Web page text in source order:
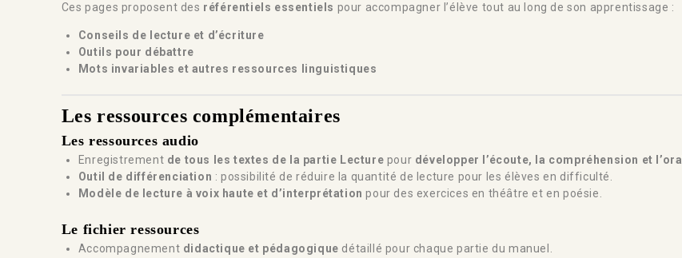
Ces pages proposent des référentiels essentiels pour accompagner l’élève tout au long de son apprentissage :
Conseils de lecture et d’écriture
Outils pour débattre
Mots invariables et autres ressources linguistiques
Les ressources complémentaires
Les ressources audio
Enregistrement de tous les textes de la partie Lecture pour développer l’écoute, la compréhension et l’oral
Outil de différenciation : possibilité de réduire la quantité de lecture pour les élèves en difficulté.
Modèle de lecture à voix haute et d’interprétation pour des exercices en théâtre et en poésie.
Le fichier ressources
Accompagnement didactique et pédagogique détaillé pour chaque partie du manuel.